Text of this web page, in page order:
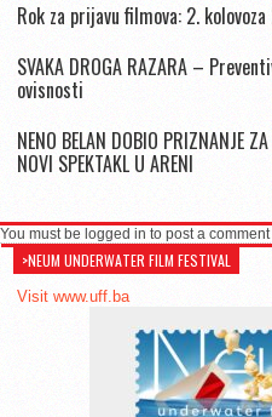
Rok za prijavu filmova: 2.
SVAKA DROGA RAZARA –
ovisnosti
NENO BELAN DOBIO PRIZNANJE
NOVI SPEKTAKL U ARENI
You must be logged in to post a comment
>NEUM UNDERWATER FILM FESTIVAL
Visit www.uff.ba